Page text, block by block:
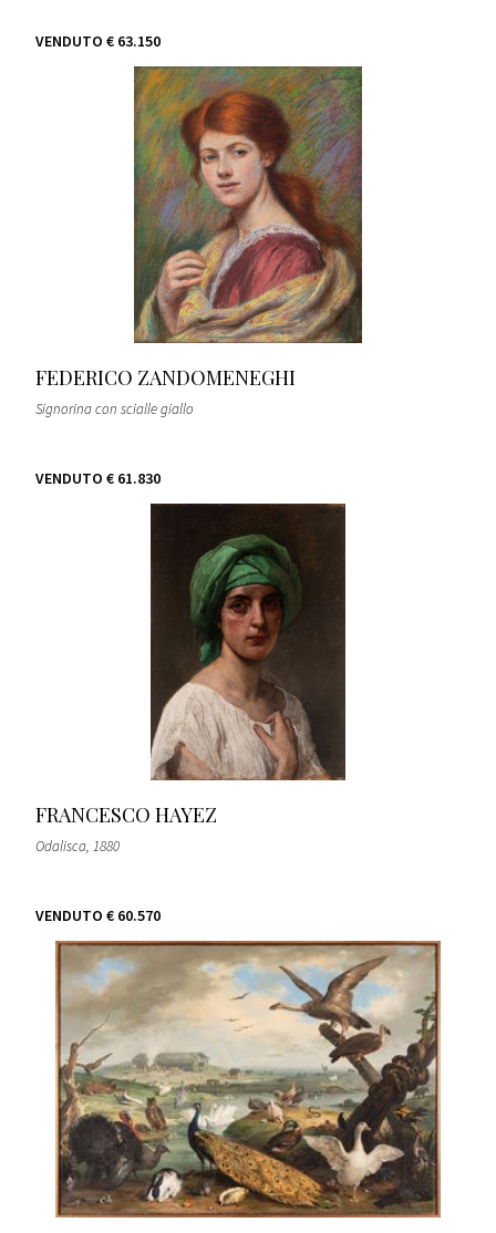
VENDUTO € 63.150
FEDERICO ZANDOMENEGHI
Signorina con scialle giallo
VENDUTO € 61.830
FRANCESCO HAYEZ
Odalisca, 1880
VENDUTO € 60.570